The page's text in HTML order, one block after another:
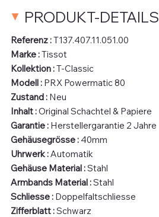
PRODUKT-DETAILS
Referenz :T137.407.11.051.00
Marke :Tissot
Kollektion :T-Classic
Modell :PRX Powermatic 80
Zustand :Neu
Inhalt :Original Schachtel & Papiere
Garantie :Herstellergarantie 2 Jahre
Gehäusegrösse :40mm
Uhrwerk :Automatik
Gehäuse Material:Stahl
Armbands Material:Stahl
Schliesse:Doppelfaltschliesse
Zifferblatt:Schwarz